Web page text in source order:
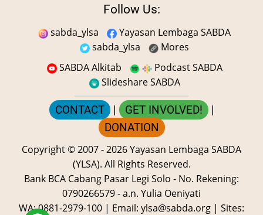
Follow Us:
sabda_ylsa
Yayasan Lembaga SABDA
sabda_ylsa
Mores
SABDA Alkitab
Podcast SABDA
Slideshare SABDA
CONTACT | GET INVOLVED! |
DONATION
Copyright© 2007 -2026Yayasan Lembaga SABDA
(YLSA). All Rights Reserved.
Bank BCA Cabang Pasar Legi Solo - No. Rekening:
0790266579 - a.n. Yulia Oeniyati
WA:0881-2979-100 | Email: ylsa@sabda.org | Sites: